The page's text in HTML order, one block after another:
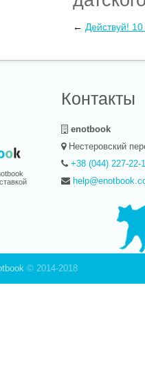
а ее
← Действуй!
Контакты
enotbook
Нестеровский
+38 (044) 227-22-
© 2014-2018